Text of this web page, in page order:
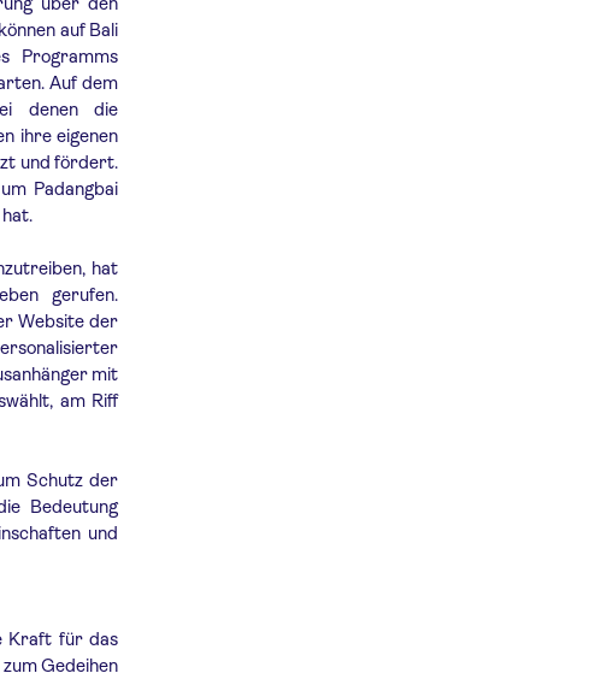
auf Bali
Programms
Auf dem
denen die
ihre eigenen
und fördert.
Padangbai
hat
gerufen.
Website der
mit
am Riff
Schutz der
Bedeutung
und
Kraft für das
Gedeihen